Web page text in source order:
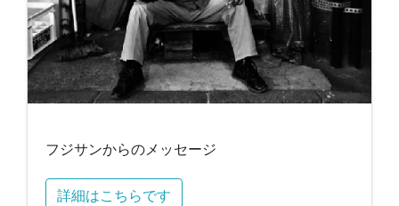
フジサンからのメッセージ
詳細はこちらです